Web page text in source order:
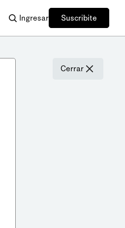
Ingresar Suscribite
Cerrar